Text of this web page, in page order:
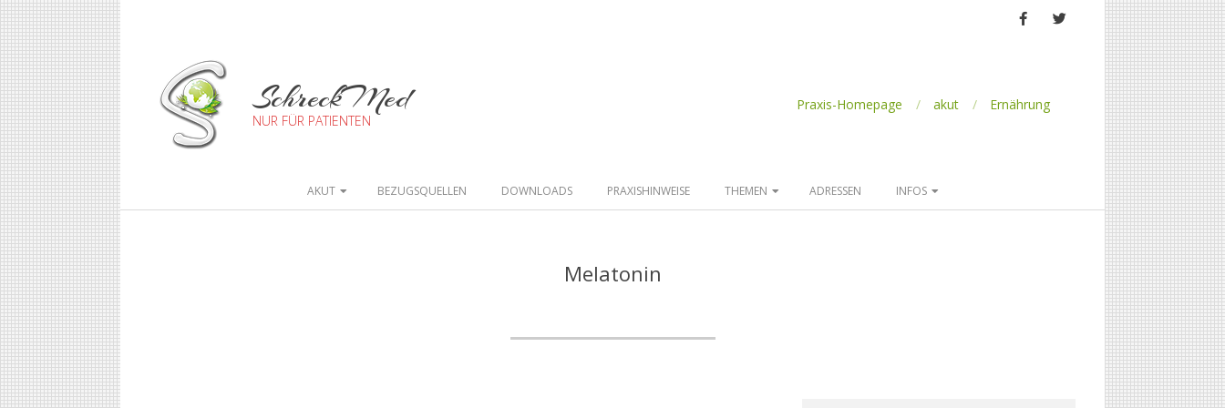
SchreckMed
NUR FÜR PATIENTEN
Praxis-Homepage akut Ernährung
AKUT BEZUGSQUELLEN DOWNLOADS PRAXISHINWEISE THEMEN ADRESSEN INFOS
Melatonin